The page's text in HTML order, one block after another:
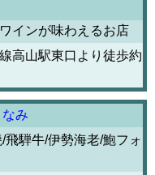
インが味わえるお店
高山駅東口より徒歩約
み
飛騨牛/伊勢海老/鮑フォ